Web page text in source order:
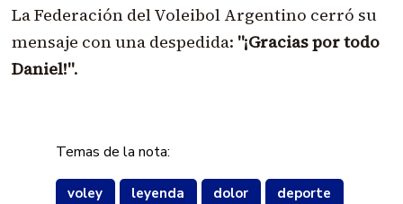
La Federación del Voleibol Argentino cerró su
mensaje con una despedida: "¡Gracias por todo
Daniel!".
Temas de la nota:
voley leyenda dolor deporte